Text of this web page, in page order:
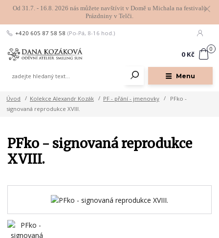
Od 31.7. - 16.8. 2026 nás můžete navštívit v Domě u Michala na festivalu
Prázdniny v Telči.
Menu
+420 605 87 58 58 (Po-Pá, 8-16 hod.)
0
0 Kč
Úvod Kolekce Alexandr Kozák PF - přání - jmenovky
PFko -
signovaná reprodukce XVIII.
PFko - signovaná reprodukce
XVIII.